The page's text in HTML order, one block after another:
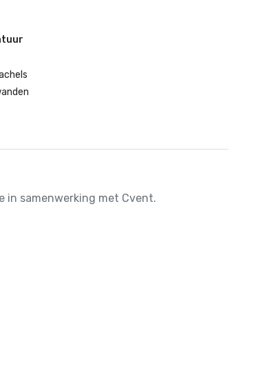
in samenwerking met Cvent.